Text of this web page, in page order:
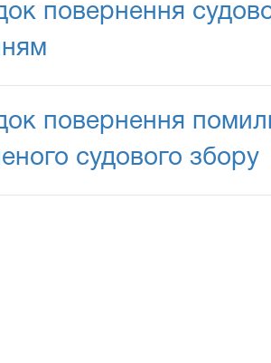
повернення
повернення
судового збору